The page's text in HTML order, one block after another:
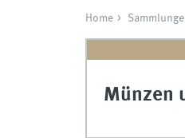
Home
Münzen